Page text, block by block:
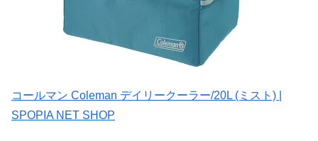
コールマン Coleman デイリークーラー/20L (ミスト) |
SPOPIA NET SHOP